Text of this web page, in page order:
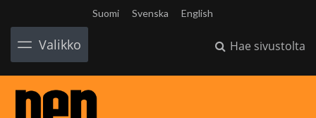
Suomi Svenska English
Valikko Hae sivustolta